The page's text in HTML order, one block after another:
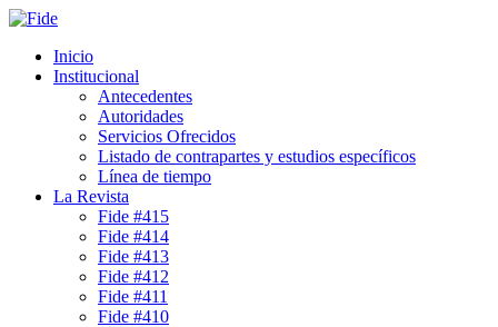
Inicio
Institucional
Antecedentes
Autoridades
Servicios Ofrecidos
Listado de contrapartes y estudios específicos
Línea de tiempo
La Revista
Fide #415
Fide #414
Fide #413
Fide #412
Fide #411
Fide #410